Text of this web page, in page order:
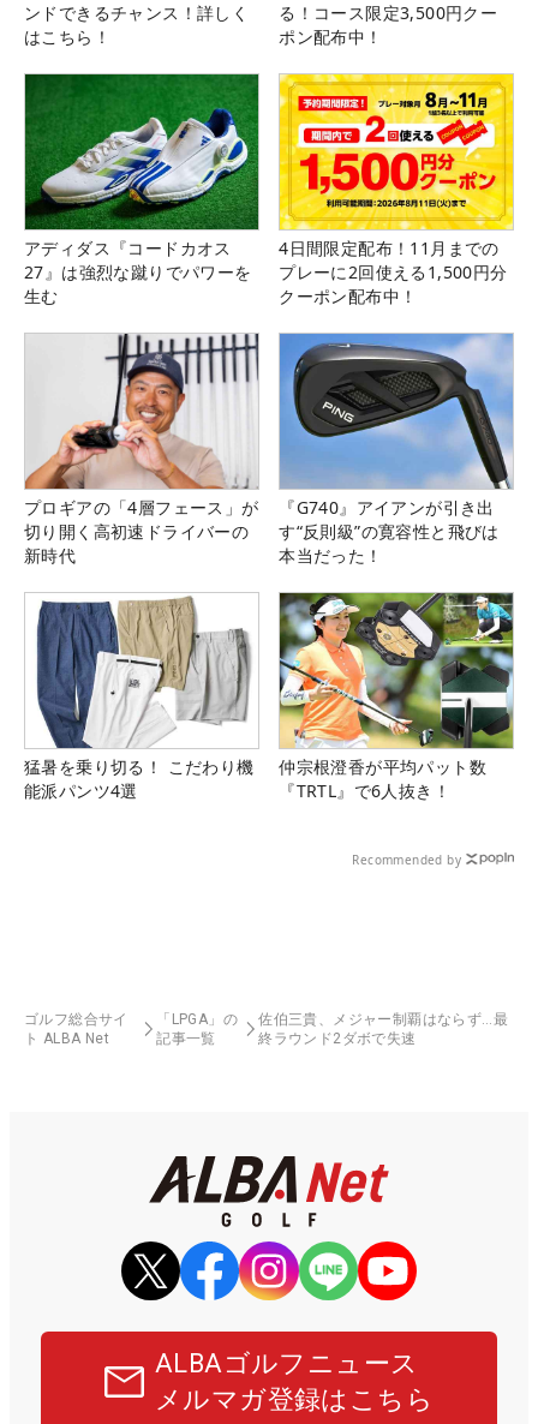
ンドできるチャンス！詳しく
はこちら！
る！コース限定3,500円クー
ポン配布中！
アディダス『コードカオス
27』は強烈な蹴りでパワーを
生む
4日間限定配布！11月までの
プレーに2回使える1,500円分
クーポン配布中！
プロギアの「4層フェース」が
切り開く高初速ドライバーの
新時代
『G740』アイアンが引き出
す“反則級”の寛容性と飛びは
本当だった！
猛暑を乗り切る！ こだわり機
能派パンツ4選
仲宗根澄香が平均パット数
『TRTL』で6人抜き！
Recommended by
ゴルフ総合サイ
ト ALBA Net
「LPGA」の
記事一覧
佐伯三貴、メジャー制覇はならず…最
終ラウンド2ダボで失速
ALBAゴルフニュース
メルマガ登録はこちら